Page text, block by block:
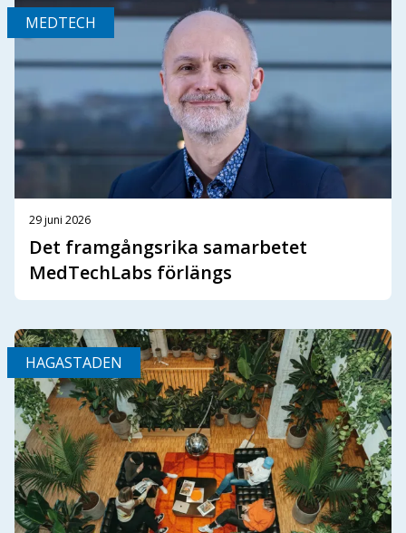
MEDTECH
29 juni 2026
Det framgångsrika samarbetet
MedTechLabs förlängs
HAGASTADEN